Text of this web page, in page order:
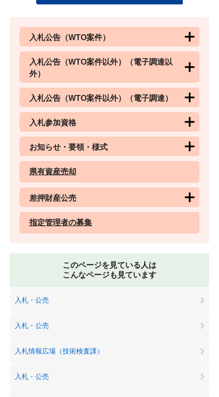
入札公告（WTO案件）
入札公告（WTO案件以外）（電子調達以
外）
入札公告（WTO案件以外）（電子調達）
入札参加資格
お知らせ・要領・様式
県有資産売却
差押財産公売
指定管理者の募集
このページを見ている人は
こんなページも見ています
入札・公売
入札・公売
入札情報広場（技術検査課）
入札・公売